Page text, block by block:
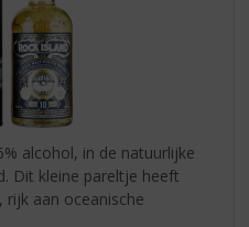
alcohol, in de natuurlijke
Dit kleine pareltje heeft
aan oceanische